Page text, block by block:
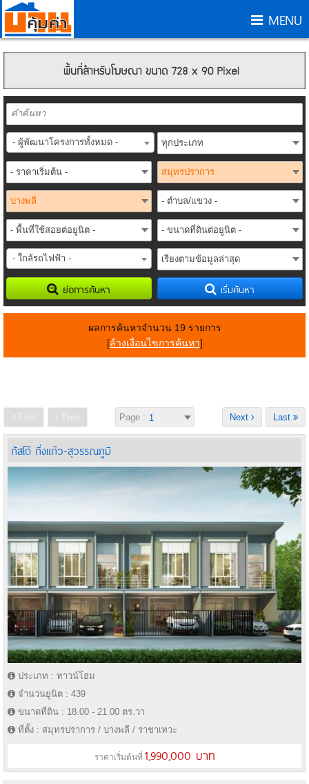
MENU
- ผู้พัฒนาโครงการทั้งหมด -
- ใกล้รถไฟฟ้า -
ย่อการค้นหา เริ่มค้นหา
ผลการค้นหาจำนวน 19 รายการ
[ล้างเงื่อนไขการค้นหา]
First Prev Page : Last
Next
กัสโต้ กิ่งแก้ว-สุวรรณภูมิ
ประเภท : ทาวน์โฮม
จำนวนยูนิต : 439
ขนาดที่ดิน : 18.00 - 21.00 ตร.วา
ที่ตั้ง : สมุทรปราการ / บางพลี / ราชาเทวะ
ราคาเริ่มต้นที่ 1,990,000 บาท